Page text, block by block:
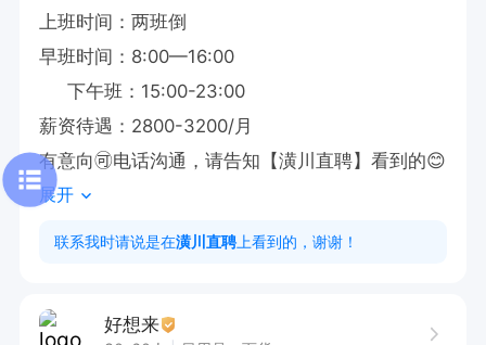
上班时间：两班倒
早班时间：8:00—16:00
     下午班：15:00-23:00
薪资待遇：2800-3200/月
有意向🉑电话沟通，请告知【潢川直聘】看到的😊
展开
联系我时请说是在潢川直聘 上看到的，谢谢！
好想来